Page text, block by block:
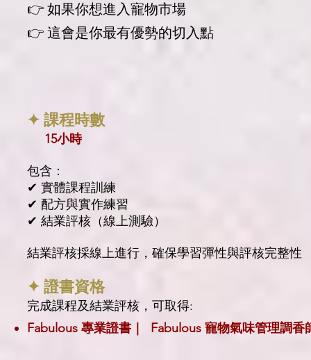
👉 如果你想進入寵物市場
👉 這會是你最有優勢的切入點
✦ 課程時數
15小時
包含：
✔ 實體課程訓練
✔ 配方與實作練習
✔ 結業評核（線上測驗）
結業評核採線上進行，確保學習彈性與評核完整性
✦ 證書資格
完成課程及結業評核，可取得:
Fabulous 專業證書｜ Fabulous 寵物氣味管理調